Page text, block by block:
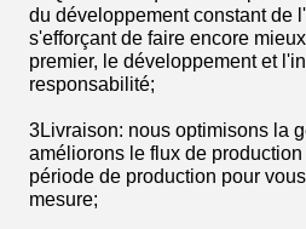
du développement constant de
s'efforçant de faire encore
premier, le développement et
responsabilité;
3Livraison: nous optimisons la
améliorons le flux de
période de production pour
mesure;